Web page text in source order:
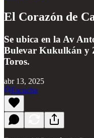
El Corazón de
Se ubica en la Av
Bulevar Kukulkán y
Toros.
abr 13, 2025
Escucha